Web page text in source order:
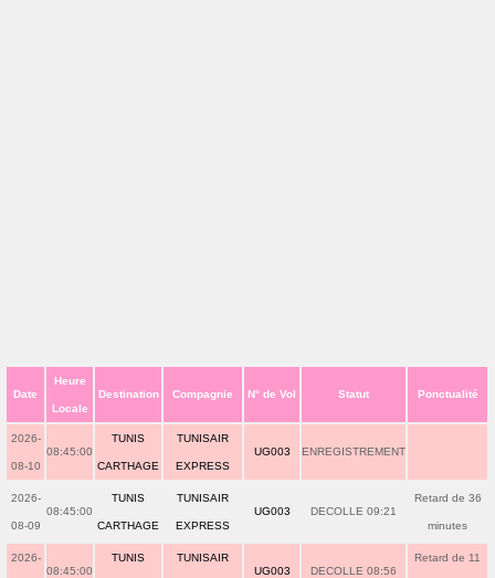
Date
Heure
Locale
Destination Compagnie N° de Vol Statut Ponctualité
2026-
08-10
08:45:00
TUNIS
CARTHAGE
TUNISAIR
EXPRESS
UG003 ENREGISTREMENT
2026-
08-09
08:45:00
TUNIS
CARTHAGE
TUNISAIR
EXPRESS
UG003 DECOLLE 09:21
Retard de 36
minutes
2026-
08:45:00
TUNIS TUNISAIR
UG003 DECOLLE 08:56
Retard de 11